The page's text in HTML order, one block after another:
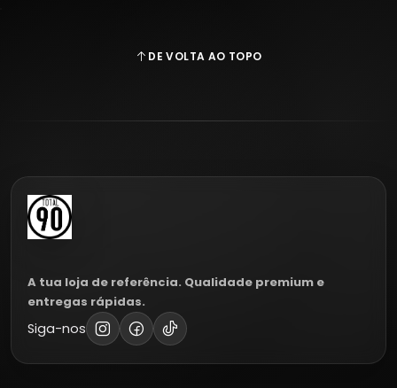
DE VOLTA AO TOPO
A tua loja de referência. Qualidade premium e
entregas rápidas.
Siga-nos